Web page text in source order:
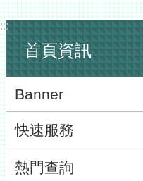
:::
首頁資訊
Banner
快速服務
熱門查詢